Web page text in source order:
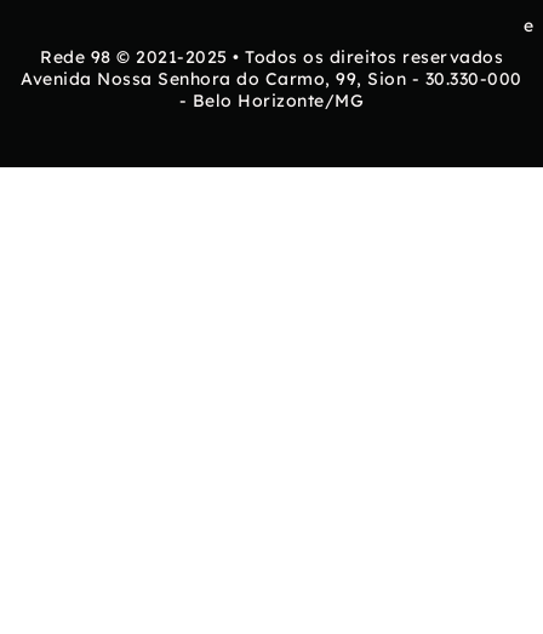
e
Rede 98 © 2021-2025 • Todos os direitos reservados
Avenida Nossa Senhora do Carmo, 99, Sion - 30.330-000
- Belo Horizonte/MG